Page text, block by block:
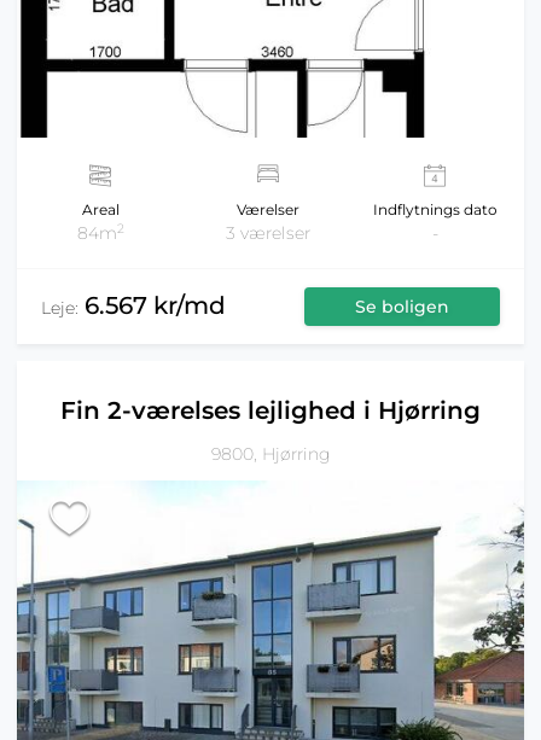
Areal
84m2
Værelser
3 værelser
Indflytnings dato
-
Leje: 6.567 kr/md Se boligen
Fin 2-værelses lejlighed i Hjørring
9800, Hjørring